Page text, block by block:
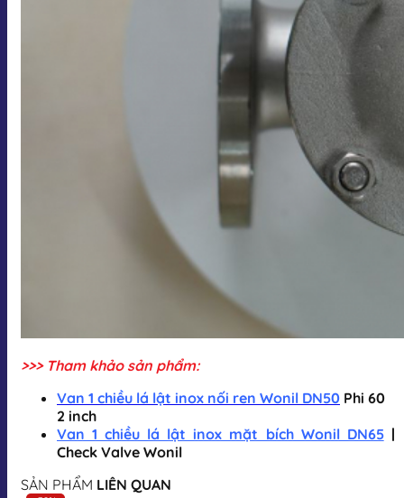
>>> Tham khảo sản phẩm:
Van 1 chiều lá lật inox nối ren Wonil DN50 Phi 60
2 inch
Van 1 chiều lá lật inox mặt bích Wonil DN65|
Check Valve Wonil
SẢN PHẨM LIÊN QUAN